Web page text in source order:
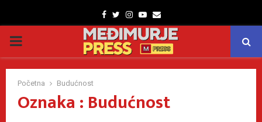
Facebook
TwitterInstagram
Youtube
Email
PRIMARY
MENU
Početna Budućnost
Oznaka : Budućnost